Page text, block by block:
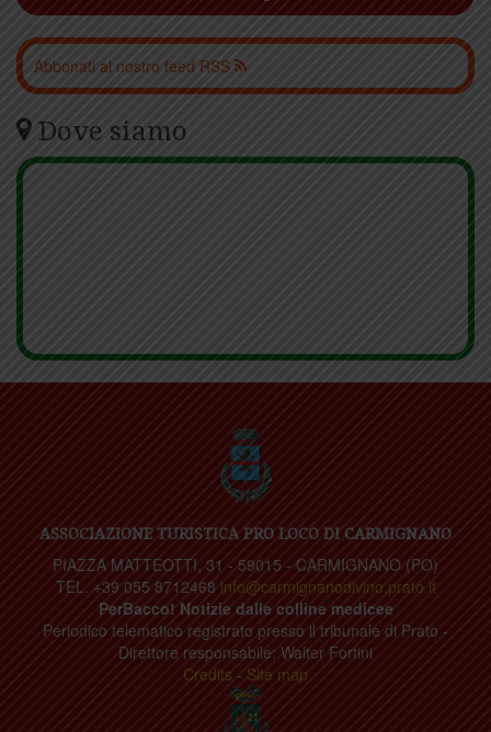
Abbonati al nostro feed RSS
Dove siamo
ASSOCIAZIONE TURISTICA PRO LOCO DI CARMIGNANO
PIAZZA MATTEOTTI, 31 - 59015 - CARMIGNANO (PO)
TEL. +39 055 8712468 info@carmignanodivino.prato.it
PerBacco! Notizie dalle colline medicee
Periodico telematico registrato presso il tribunale di Prato -
Direttore responsabile: Walter Fortini
Credits - Site map